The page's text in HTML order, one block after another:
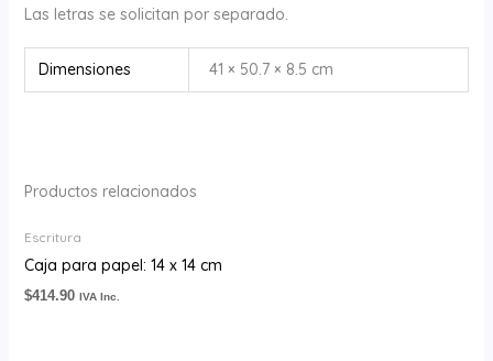
Las letras se solicitan por separado.
Dimensiones 41 × 50.7 × 8.5 cm
Productos relacionados
Escritura
Caja para papel: 14 x 14 cm
$414.90 IVA Inc.